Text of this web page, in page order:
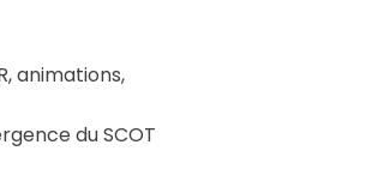
animations,
du SCOT